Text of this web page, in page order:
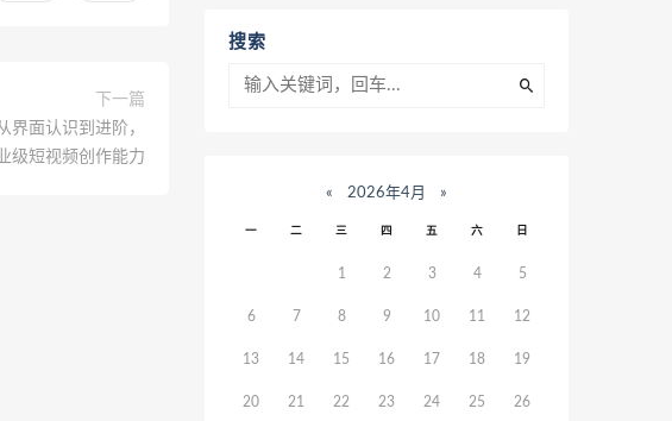
下一篇
界面认识到进阶，
级短视频创作能力
搜索
« 2026年4月 »
一 二 三 四 五 六 日
1 2 3 4 5
6 7 8 9 10 11 12
13 14 15 16 17 18 19
20 21 22 23 24 25 26